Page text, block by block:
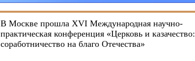
В Москве прошла XVI Международная научно-
практическая конференция «Церковь и казачество:
соработничество на благо Отечества»